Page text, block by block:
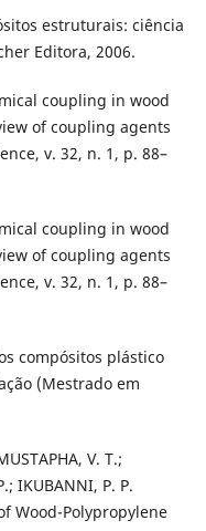
estruturais: ciência
Editora, 2006.
coupling in wood
of coupling agents
v. 32, n. 1, p. 88–
coupling in wood
of coupling agents
v. 32, n. 1, p. 88–
compósitos plástico
(Mestrado em
V. T.;
IKUBANNI, P. P.
Wood-Polypropylene